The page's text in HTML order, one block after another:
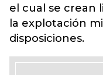
el cual se crean
la explotación
disposiciones.